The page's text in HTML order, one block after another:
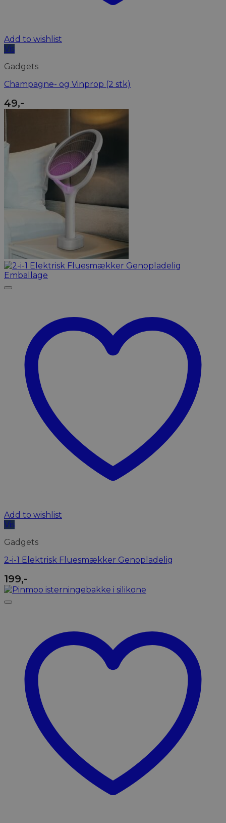
Add to wishlist
Vis
Gadgets
Champagne- og Vinprop (2 stk)
49,-
Add to wishlist
Vis
Gadgets
2-i-1 Elektrisk Fluesmækker Genopladelig
199,-